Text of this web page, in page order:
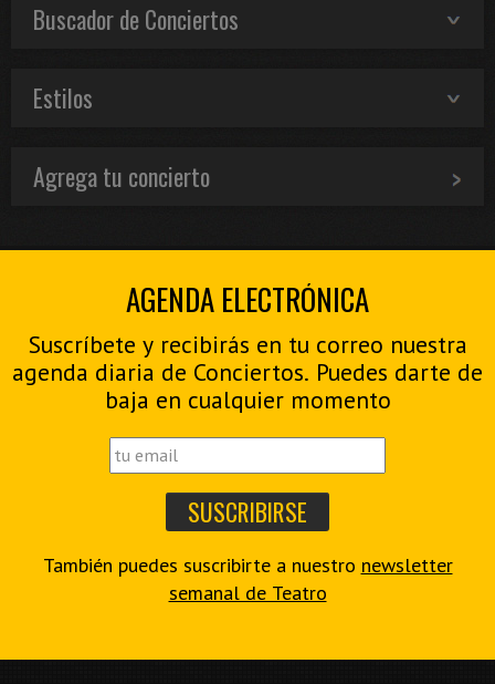
Buscador de Conciertos
Estilos
Agrega tu concierto
AGENDA ELECTRÓNICA
Suscríbete y recibirás en tu correo nuestra
agenda diaria de Conciertos. Puedes darte de
baja en cualquier momento
También puedes suscribirte a nuestro newsletter
semanal de Teatro